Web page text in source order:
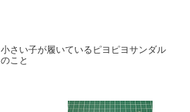
小さい子が履いているピヨピヨサンダル
のこと